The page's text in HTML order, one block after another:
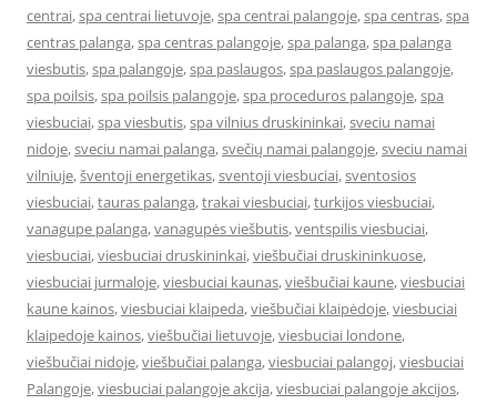
centrai,spa centrai lietuvoje,spa centrai palangoje,spa centras,spa
centras palanga,spa centras palangoje,spa palanga,spa palanga
viesbutis,spa palangoje,spa paslaugos,spa paslaugos palangoje,
spa poilsis,spa poilsis palangoje,spa proceduros palangoje,spa
viesbuciai,spa viesbutis,spa vilnius druskininkai,sveciu namai
nidoje,sveciu namai palanga,svečių namai palangoje,sveciu namai
vilniuje,šventoji energetikas,sventoji viesbuciai,sventosios
viesbuciai,tauras palanga,trakai viesbuciai,turkijos viesbuciai,
vanagupe palanga,vanagupės viešbutis,ventspilis viesbuciai,
viesbuciai,viesbuciai druskininkai,viešbučiai druskininkuose,
viesbuciai jurmaloje,viesbuciai kaunas,viešbučiai kaune,viesbuciai
kaune kainos,viesbuciai klaipeda,viešbučiai klaipėdoje,viesbuciai
klaipedoje kainos,viešbučiai lietuvoje,viesbuciai londone,
viešbučiai nidoje,viešbučiai palanga,viesbuciai palangoj,viesbuciai
Palangoje,viesbuciai palangoje akcija,viesbuciai palangoje akcijos,